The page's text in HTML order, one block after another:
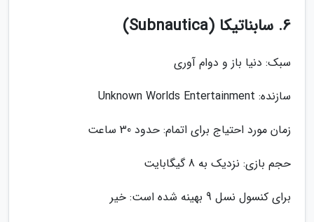
6. سابناتیکا (Subnautica)
سبک: دنیا باز و دوام آوری
سازنده: Unknown Worlds Entertainment
زمان مورد احتیاج برای اتمام: حدود 30 ساعت
حجم بازی: نزدیک به 8 گیگابایت
برای کنسول نسل 9 بهینه شده است: خیر